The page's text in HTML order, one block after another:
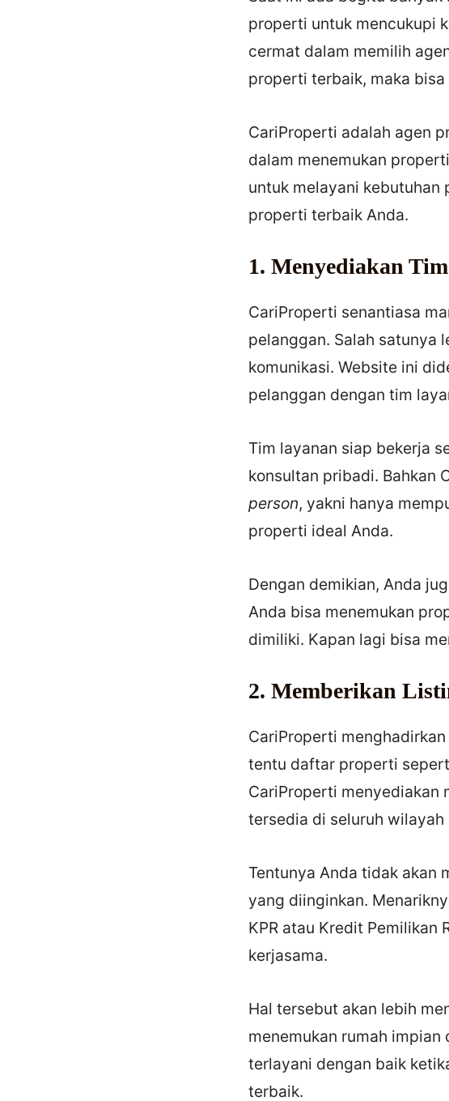
properti untuk mencukupi
cermat dalam memilih
properti terbaik, maka
CariProperti adalah agen
dalam menemukan
untuk melayani
properti terbaik Anda.
1. Menyediakan
CariProperti senantiasa
pelanggan. Salah satunya
komunikasi. Website ini
pelanggan dengan tim
Tim layanan siap bekerja
konsultan pribadi. Bahkan
person, yakni hanya
properti ideal Anda.
Dengan demikian, Anda
Anda bisa menemukan
dimiliki. Kapan lagi bisa
2. Memberikan
CariProperti menghadirkan
tentu daftar properti
CariProperti menyediakan
tersedia di seluruh wilayah
Tentunya Anda tidak akan
yang diinginkan.
KPR atau Kredit Pemilikan
kerjasama.
Hal tersebut akan lebih
menemukan rumah
terlayani dengan baik
terbaik.